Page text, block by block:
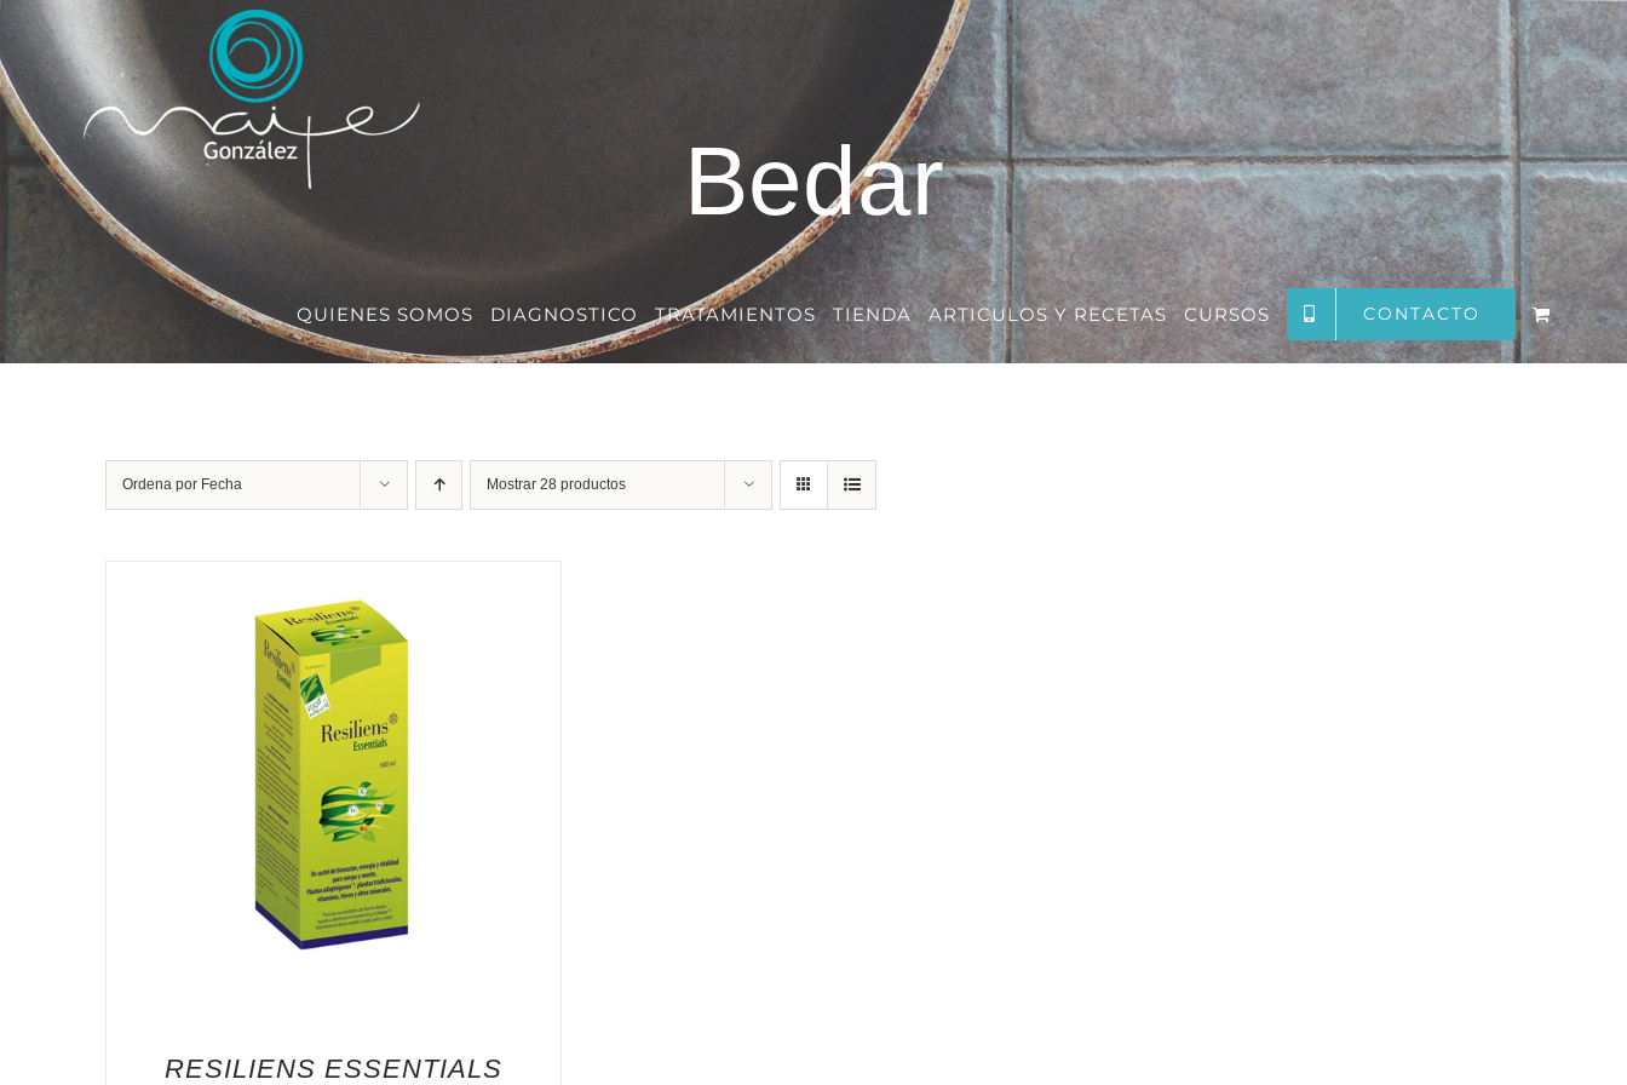
Saltar
al
contenido
QUIENES SOMOS DIAGNOSTICO TRATAMIENTOS TIENDA ARTICULOS Y RECETAS CURSOS CONTACTO
Bedar
Ordena por Fecha Mostrar 28 productos
RESILIENS ESSENTIALS